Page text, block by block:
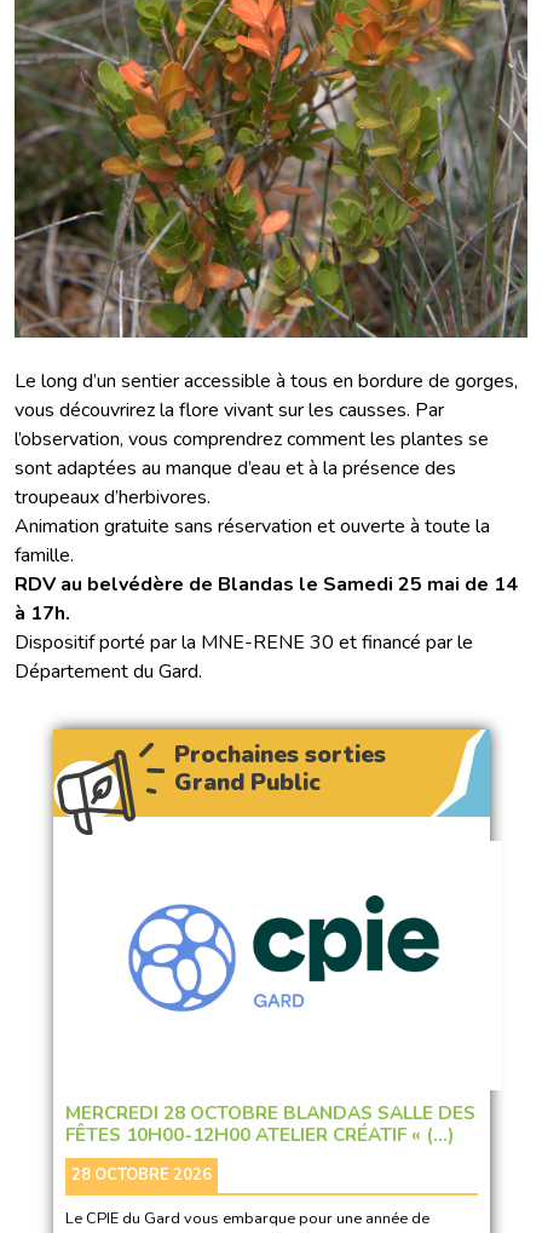
Le long d’un sentier accessible à tous en bordure de gorges,
vous découvrirez la flore vivant sur les causses. Par
l’observation, vous comprendrez comment les plantes se
sont adaptées au manque d’eau et à la présence des
troupeaux d’herbivores.
Animation gratuite sans réservation et ouverte à toute la
famille.
RDV au belvédère de Blandas le Samedi 25 mai de 14
à 17h.
Dispositif porté par la MNE-RENE 30 et financé par le
Département du Gard.
Prochaines sorties
Grand Public
MERCREDI 28 OCTOBRE BLANDAS SALLE DES
FÊTES 10H00-12H00 ATELIER CRÉATIF « (…)
28 OCTOBRE 2026
Le CPIE du Gard vous embarque pour une année de